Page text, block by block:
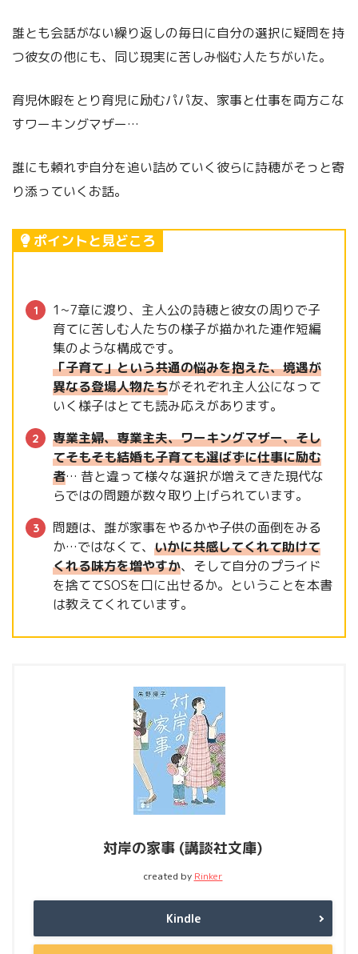
誰とも会話がない繰り返しの毎日に自分の選択に疑問を持
つ彼女の他にも、同じ現実に苦しみ悩む人たちがいた。
育児休暇をとり育児に励むパパ友、家事と仕事を両方こな
すワーキングマザー…
誰にも頼れず自分を追い詰めていく彼らに詩穂がそっと寄
り添っていくお話。
ポイントと見どころ
1~7章に渡り、主人公の詩穂と彼女の周りで子
育てに苦しむ人たちの様子が描かれた連作短編
集のような構成です。
「子育て」という共通の悩みを抱えた、境遇が
異なる登場人物たちがそれぞれ主人公になって
いく様子はとても読み応えがあります。
専業主婦、専業主夫、ワーキングマザー、そし
てそもそも結婚も子育ても選ばずに仕事に励む
者… 昔と違って様々な選択が増えてきた現代な
らではの問題が数々取り上げられています。
問題は、誰が家事をやるかや子供の面倒をみる
か…ではなくて、 いかに共感してくれて助けて
くれる味方を増やすか、そして自分のプライド
を捨ててSOSを口に出せるか。ということを本書
は教えてくれています。
対岸の家事 (講談社文庫)
created by Rinker
Kindle